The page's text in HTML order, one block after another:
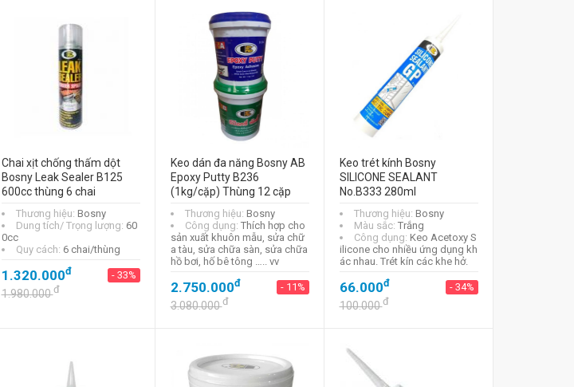
Chai xịt chống thấm dột
Bosny Leak Sealer B125
600cc thùng 6 chai
Thương hiệu: Bosny
Dung tích/ Trọng lượng: 60
0cc
Quy cách: 6 chai/thùng
1.320.000đ - 33%
1.980.000đ
Keo dán đa năng Bosny AB
Epoxy Putty B236
(1kg/cặp) Thùng 12 cặp
Thương hiệu: Bosny
Công dụng: Thích hợp cho
sản xuất khuôn mẫu, sửa chữ
a tàu, sửa chữa sàn, sửa chữa
hồ bơi, hố bê tông ….. vv
2.750.000đ - 11%
3.080.000đ
Keo trét kính Bosny
SILICONE SEALANT
No.B333 280ml
Thương hiệu: Bosny
Màu sắc: Trắng
Công dụng: Keo Acetoxy S
ilicone cho nhiều ứng dụng kh
ác nhau. Trét kín các khe hở.
66.000đ - 34%
100.000đ